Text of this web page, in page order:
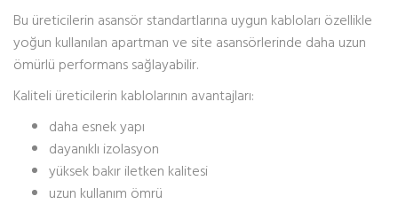
Bu üreticilerin asansör standartlarına uygun kabloları özellikle
yoğun kullanılan apartman ve site asansörlerinde daha uzun
ömürlü performans sağlayabilir.
Kaliteli üreticilerin kablolarının avantajları:
daha esnek yapı
dayanıklı izolasyon
yüksek bakır iletken kalitesi
uzun kullanım ömrü